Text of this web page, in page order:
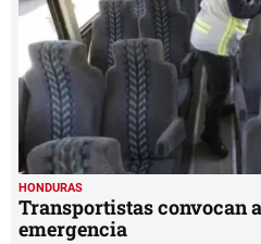
HONDURAS
Transportistas convocan
emergencia